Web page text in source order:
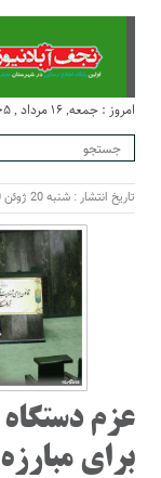
امروز : جمعه, ۱۶ مرداد , ۱۴۰۵
تاریخ انتشار : شنبه 20 ژوئن 2020 - 7:29
عزم
برای